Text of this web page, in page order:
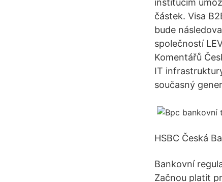
institucím
částek. Visa
bude
společností
Komentářů
IT
současný
HSBC Česká
Bankovní
Začnou platit